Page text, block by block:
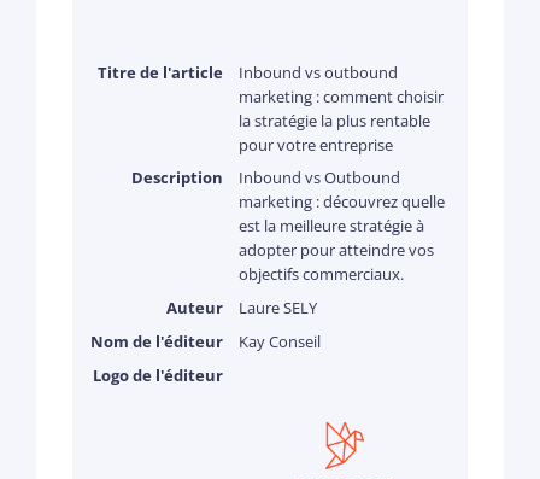
Titre de l'article
Inbound vs outbound
marketing : comment choisir
la stratégie la plus rentable
pour votre entreprise
Description
Inbound vs Outbound
marketing : découvrez quelle
est la meilleure stratégie à
adopter pour atteindre vos
objectifs commerciaux.
Auteur
Laure SELY
Nom de l'éditeur
Kay Conseil
Logo de l'éditeur